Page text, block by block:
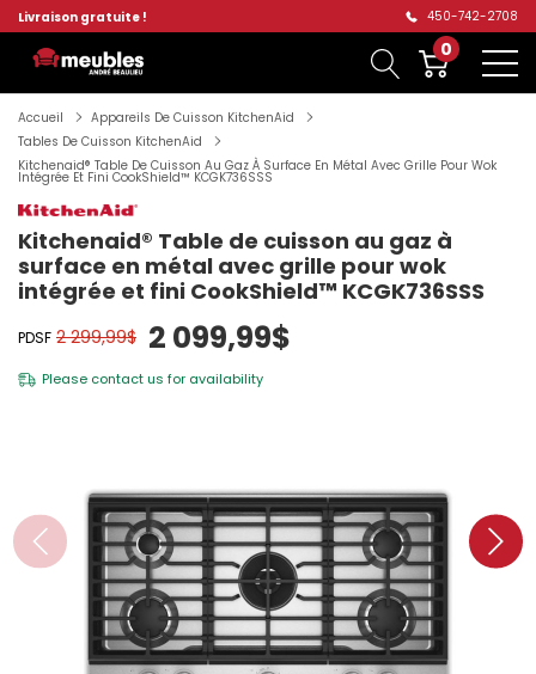
Livraison gratuite ! 450-742-2708
0
Accueil
Appareils De Cuisson KitchenAid
Tables De Cuisson KitchenAid
Kitchenaid® Table De Cuisson Au Gaz À Surface En Métal Avec Grille Pour Wok
Intégrée Et Fini CookShield™ KCGK736SSS
Kitchenaid® Table de cuisson au gaz à
surface en métal avec grille pour wok
intégrée et fini CookShield™ KCGK736SSS
PDSF 2 299,99$ 2 099,99$
Please contact us for availability